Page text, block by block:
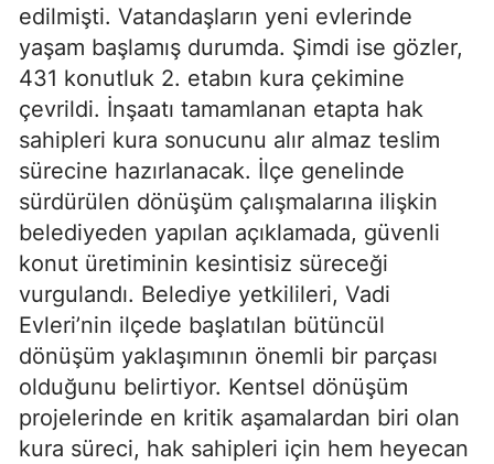
edilmişti. Vatandaşların yeni evlerinde
yaşam başlamış durumda. Şimdi ise gözler,
431 konutluk 2. etabın kura çekimine
çevrildi. İnşaatı tamamlanan etapta hak
sahipleri kura sonucunu alır almaz teslim
sürecine hazırlanacak. İlçe genelinde
sürdürülen dönüşüm çalışmalarına ilişkin
belediyeden yapılan açıklamada, güvenli
konut üretiminin kesintisiz süreceği
vurgulandı. Belediye yetkilileri, Vadi
Evleri’nin ilçede başlatılan bütüncül
dönüşüm yaklaşımının önemli bir parçası
olduğunu belirtiyor. Kentsel dönüşüm
projelerinde en kritik aşamalardan biri olan
kura süreci, hak sahipleri için hem heyecan